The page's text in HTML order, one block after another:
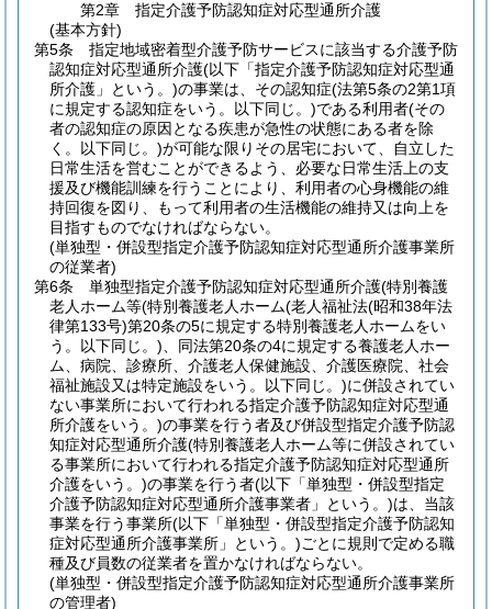
第2章
指定介護予防認知症対応型通所介護
(基本方針)
第5条
指定地域密着型介護予防サービスに該当する介護予防
認知症対応型通所介護(以下「指定介護予防認知症対応型通
所介護」という。)の事業は、その認知症(法第5条の2第1項
に規定する認知症をいう。以下同じ。)である利用者(その
者の認知症の原因となる疾患が急性の状態にある者を除
く。以下同じ。)が可能な限りその居宅において、自立した
日常生活を営むことができるよう、必要な日常生活上の支
援及び機能訓練を行うことにより、利用者の心身機能の維
持回復を図り、もって利用者の生活機能の維持又は向上を
目指すものでなければならない。
(単独型・併設型指定介護予防認知症対応型通所介護事業所
の従業者)
第6条
単独型指定介護予防認知症対応型通所介護(特別養護
老人ホーム等(特別養護老人ホーム(老人福祉法(昭和38年法
律第133号)第20条の5に規定する特別養護老人ホームをい
う。以下同じ。) 、同法第20条の4に規定する養護老人ホー
ム、病院、診療所、介護老人保健施設、介護医療院、社会
福祉施設又は特定施設をいう。以下同じ。)に併設されてい
ない事業所において行われる指定介護予防認知症対応型通
所介護をいう。)の事業を行う者及び併設型指定介護予防認
知症対応型通所介護(特別養護老人ホーム等に併設されてい
る事業所において行われる指定介護予防認知症対応型通所
介護をいう。)の事業を行う者(以下「単独型・併設型指定
介護予防認知症対応型通所介護事業者」という。)は、当該
事業を行う事業所(以下「単独型・併設型指定介護予防認知
症対応型通所介護事業所」という。)ごとに規則で定める職
種及び員数の従業者を置かなければならない。
(単独型・併設型指定介護予防認知症対応型通所介護事業所
の管理者)